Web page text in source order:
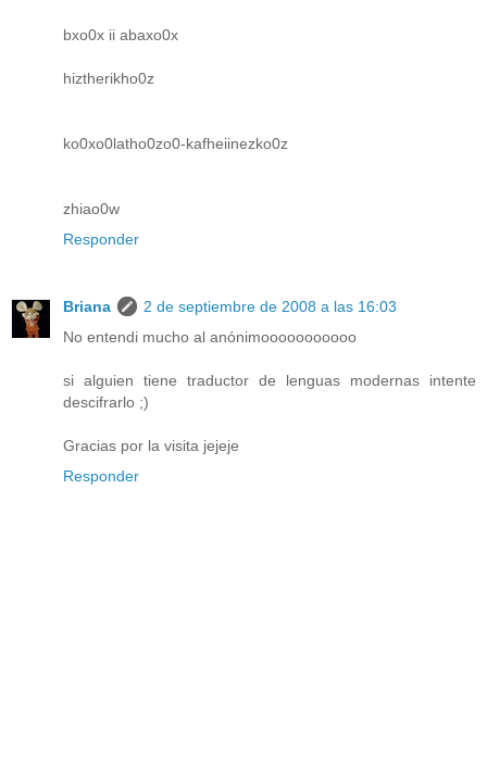
bxo0x ii abaxo0x
hiztherikho0z
ko0xo0latho0zo0-kafheiinezko0z
zhiao0w
Responder
Briana
2 de septiembre de 2008 a las 16:03
No entendi mucho al anónimooooooooooo
si alguien tiene traductor de lenguas modernas intente
descifrarlo ;)
Gracias por la visita jejeje
Responder